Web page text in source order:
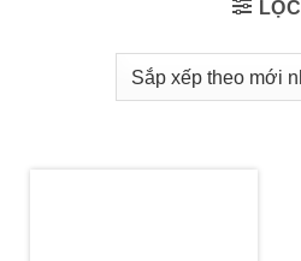
LỌC